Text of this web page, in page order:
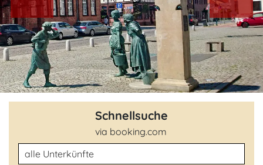
Schnellsuche
via booking.com
Unterkunftsart